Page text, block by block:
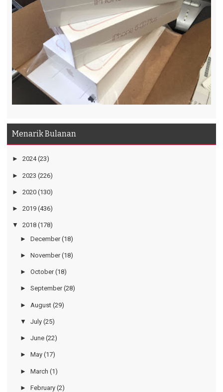
Menarik Bulanan
► 2024 (23)
► 2023 (226)
► 2020 (130)
► 2019 (436)
▼ 2018 (178)
► December (18)
► November (18)
► October (18)
► September (28)
► August (29)
▼ July (25)
► June (22)
► May (17)
► March (1)
► February (2)